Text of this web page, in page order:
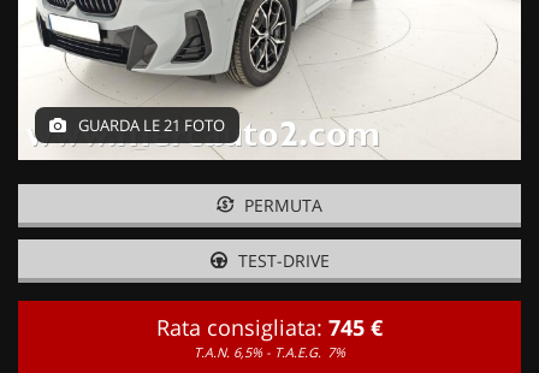
CONTATTI
GUARDA LE 21 FOTO
PERMUTA
TEST-DRIVE
Rata consigliata: 745 €
T.A.N. 6,5% - T.A.E.G. 7%